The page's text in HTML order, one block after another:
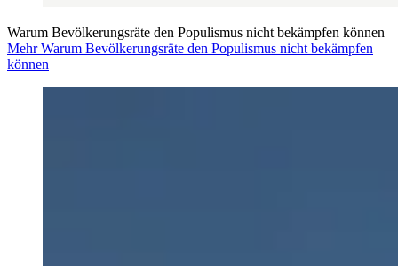
Warum Bevölkerungsräte den Populismus nicht bekämpfen können
Mehr Warum Bevölkerungsräte den Populismus nicht bekämpfen
können